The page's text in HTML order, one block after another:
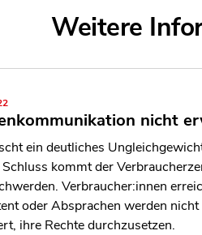
Weitere
nicht
ein deutliches
kommt der
Verbraucher:innen
oder Absprachen werden
ihre Rechte durchzusetzen.